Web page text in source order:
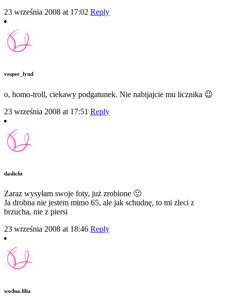
23 września 2008 at 17:02 Reply
vesper_lynd
o, homo-troll, ciekawy podgatunek. Nie nabijajcie mu licznika 😉
23 września 2008 at 17:51 Reply
daslicht
Zaraz wysyłam swoje foty, już zrobione 🙂
Ja drobna nie jestem mimo 65, ale jak schudnę, to mi zleci z
brzucha, nie z piersi
23 września 2008 at 18:46 Reply
wodna.lilia